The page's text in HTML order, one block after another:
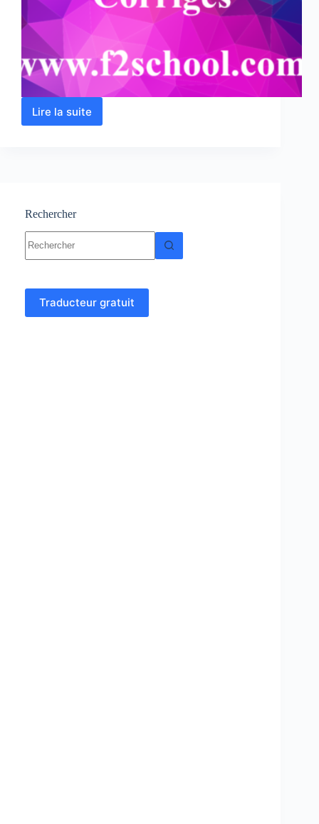
Lire la suite
Mécanique
Examens-
Rechercher
résultat
Traducteur gratuit